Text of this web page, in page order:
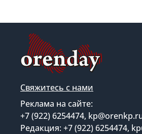
Свяжитесь с нами
Реклама на сайте:
+7 (922) 6254474,
Редакция: +7 (922) 6254474,